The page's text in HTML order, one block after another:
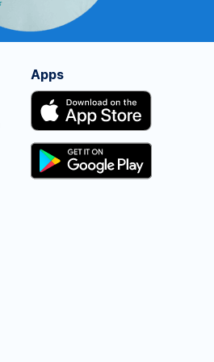
Apps